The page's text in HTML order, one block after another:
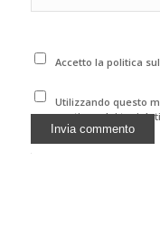
Accetto la politica
Utilizzando questo
gestione dei tuoi